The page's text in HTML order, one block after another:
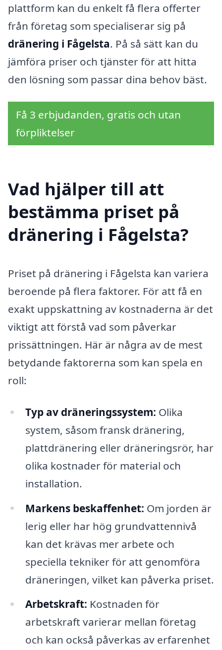
plattform kan du enkelt få flera offerter
från företag som specialiserar sig på
dränering i Fågelsta. På så sätt kan du
jämföra priser och tjänster för att hitta
den lösning som passar dina behov bäst.
Få 3 erbjudanden, gratis och utan
förpliktelser
Vad hjälper till att
bestämma priset på
dränering i Fågelsta?
Priset på dränering i Fågelsta kan variera
beroende på flera faktorer. För att få en
exakt uppskattning av kostnaderna är det
viktigt att förstå vad som påverkar
prissättningen. Här är några av de mest
betydande faktorerna som kan spela en
roll:
Typ av dräneringssystem: Olika
system, såsom fransk dränering,
plattdränering eller dräneringsrör, har
olika kostnader för material och
installation.
Markens beskaffenhet: Om jorden är
lerig eller har hög grundvattennivå
kan det krävas mer arbete och
speciella tekniker för att genomföra
dräneringen, vilket kan påverka priset.
Arbetskraft: Kostnaden för
arbetskraft varierar mellan företag
och kan också påverkas av erfarenhet